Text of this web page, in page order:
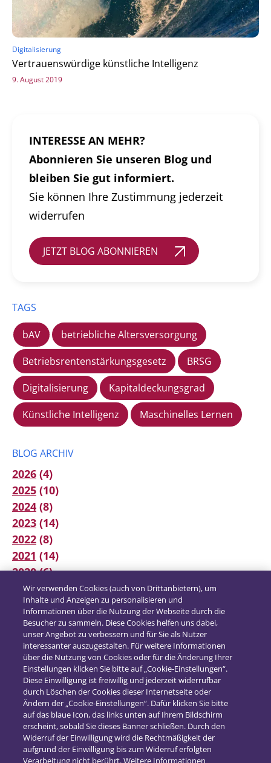
Digitalisierung
Vertrauenswürdige künstliche Intelligenz
9. August 2019
INTERESSE AN MEHR?
Abonnieren Sie unseren Blog und
bleiben Sie gut informiert.
Sie können Ihre Zustimmung jederzeit
widerrufen
JETZT BLOG ABONNIEREN
TAGS
bAV
betriebliche Altersversorgung
Betriebsrentenstärkungsgesetz
BRSG
Digitalisierung
Kapitaldeckungsgrad
Künstliche Intelligenz
Maschinelles Lernen
BLOG ARCHIV
2026 (4)
2025 (10)
2024 (8)
2023 (14)
2022 (8)
2021 (14)
2020(6)
2019(12)
2018(16)
2017(21)
Wir verwenden Cookies (auch von Drittanbietern), um
Inhalte und Anzeigen zu personalisieren und
Informationen über die Nutzung der Webseite durch die
Besucher zu sammeln. Diese Cookies helfen uns dabei,
unser Angebot zu verbessern und für Sie als Nutzer
interessanter auszugestalten. Für weitere Informationen
über die Nutzung von Cookies oder für die Änderung Ihrer
Einstellungen klicken Sie bitte auf „Cookie-Einstellungen“.
Diese Einwilligung ist freiwillig und jederzeit widerrufbar
durch Löschen der Cookies dieser Internetseite oder
Ändern der „Cookie-Einstellungen“. Dafür klicken Sie bitte
auf das blaue Icon, das links unten auf Ihrem Bildschirm
erscheint, sobald Sie dieses Banner schließen. Durch den
Widerruf der Einwilligung wird die Rechtmäßigkeit der
aufgrund der Einwilligung bis zum Widerruf erfolgten
Verarbeitung nicht berührt. Weitere Informationen